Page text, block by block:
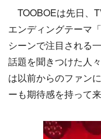
TOOBOEは先日、
エンディングテーマ
シーンで注目される
話題を聞きつけた人
は以前からのファン
ーも期待感を持って